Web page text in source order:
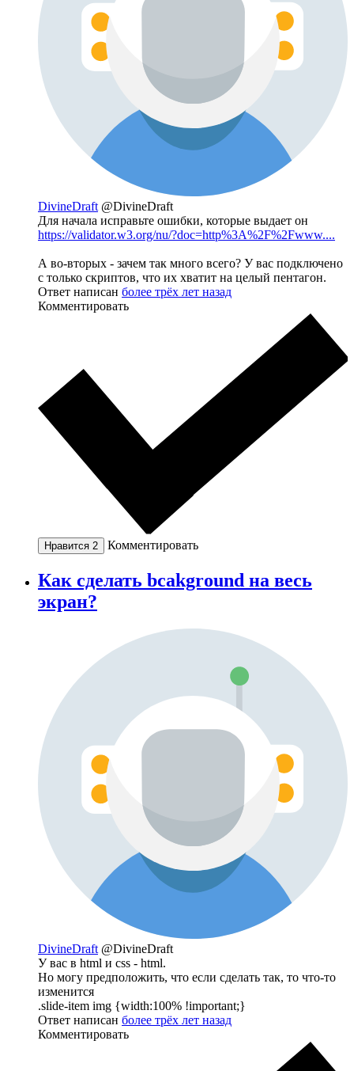
DivineDraft @DivineDraft
Для начала исправьте ошибки, которые выдает он
https://validator.w3.org/nu/?doc=http%3A%2F%2Fwww....
А во-вторых - зачем так много всего? У вас подключено
с только скриптов, что их хватит на целый пентагон.
Ответ написан более трёх лет назад
Комментировать
Нравится 2 Комментировать
Как сделать bcakground на весь
экран?
DivineDraft @DivineDraft
У вас в html и css - html.
Но могу предположить, что если сделать так, то что-то
изменится
.slide-item img {width:100% !important;}
Ответ написан более трёх лет назад
Комментировать